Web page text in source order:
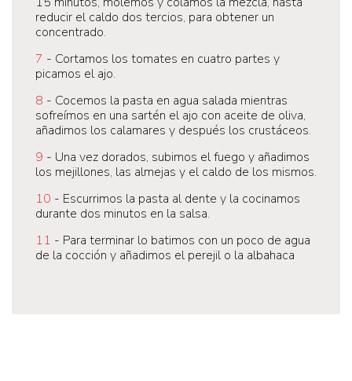
reducir el caldo dos tercios, para obtener un
concentrado.
7 - Cortamos los tomates en cuatro partes y
picamos el ajo.
8 - Cocemos la pasta en agua salada mientras
sofreímos en una sartén el ajo con aceite de oliva,
añadimos los calamares y después los crustáceos.
9 - Una vez dorados, subimos el fuego y añadimos
los mejillones, las almejas y el caldo de los mismos.
10 - Escurrimos la pasta al dente y la cocinamos
durante dos minutos en la salsa.
11 - Para terminar lo batimos con un poco de agua
de la cocción y añadimos el perejil o la albahaca